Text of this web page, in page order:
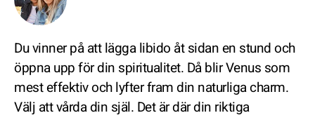
Du vinner på att lägga libido åt sidan en stund och
öppna upp för din spiritualitet. Då blir Venus som
mest effektiv och lyfter fram din naturliga charm.
Välj att vårda din själ. Det är där din riktiga